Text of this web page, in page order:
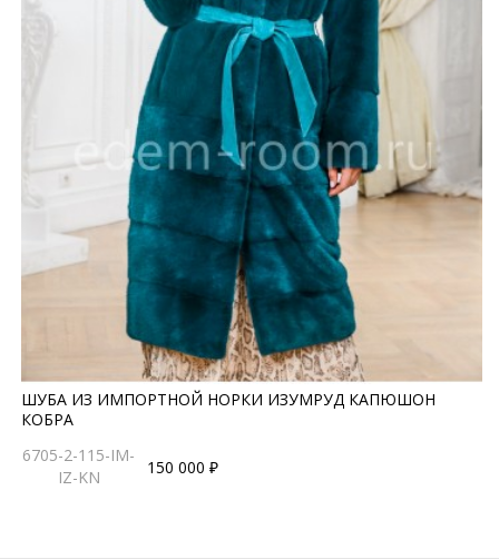
ШУБА ИЗ ИМПОРТНОЙ НОРКИ ИЗУМРУД КАПЮШОН
КОБРА
6705-2-115-IM-
IZ-KN
150 000 ₽